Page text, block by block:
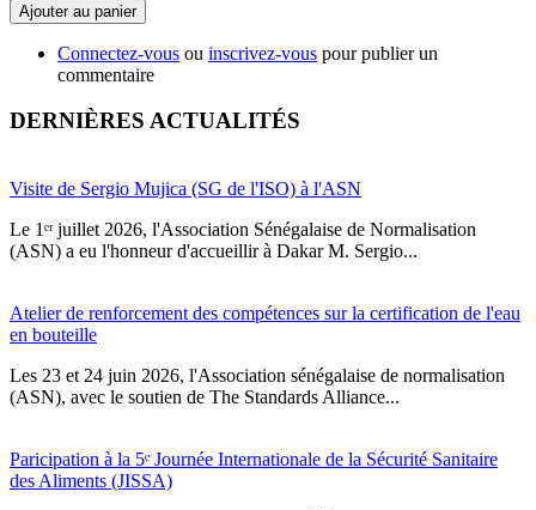
Ajouter au panier
Connectez-vous ou inscrivez-vous pour publier un
commentaire
DERNIÈRES ACTUALITÉS
Visite de Sergio Mujica (SG de l'ISO) à l'ASN
Le 1ᵉʳ juillet 2026, l'Association Sénégalaise de Normalisation
(ASN) a eu l'honneur d'accueillir à Dakar M. Sergio...
Atelier de renforcement des compétences sur la certification de l'eau
en bouteille
Les 23 et 24 juin 2026, l'Association sénégalaise de normalisation
(ASN), avec le soutien de The Standards Alliance...
Paricipation à la 5ᵉ Journée Internationale de la Sécurité Sanitaire
des Aliments (JISSA)